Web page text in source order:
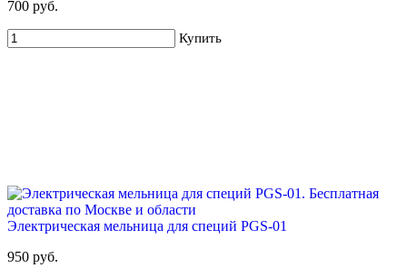
700 руб.
Купить
Электрическая мельница для специй PGS-01
950 руб.